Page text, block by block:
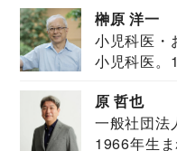
榊原 洋一
小児科医・
小児科医。
原 哲也
一般社団
JAPAN代
1966年生